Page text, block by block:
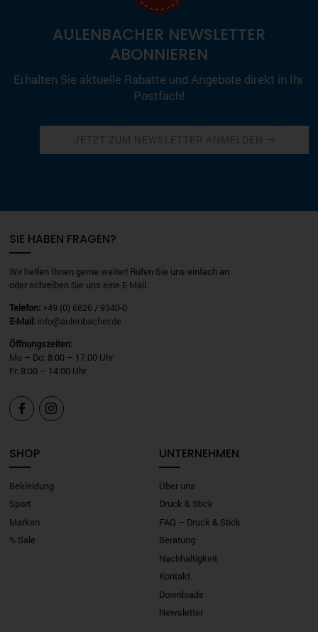
AULENBACHER NEWSLETTER
ABONNIEREN
Erhalten Sie aktuelle Rabatte und Angebote direkt in Ihr
Postfach!
JETZT ZUM NEWSLETTER ANMELDEN
SIE HABEN FRAGEN?
Wir helfen Ihnen gerne weiter! Rufen Sie uns einfach an
oder schreiben Sie uns eine E-Mail.
Telefon:+49 (0) 6826 / 9340-0
E-Mail: info@aulenbacher.de
Öffnungszeiten:
Mo – Do: 8:00 – 17:00 Uhr
Fr: 8:00 – 14:00 Uhr
 
SHOP
Bekleidung
Sport
Marken
% Sale
UNTERNEHMEN
Über uns
Druck & Stick
FAQ – Druck & Stick
Beratung
Nachhaltigkeit
Kontakt
Downloads
Newsletter